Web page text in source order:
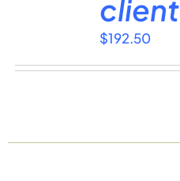
client
$192.50